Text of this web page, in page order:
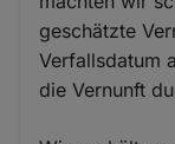
geschätzte
Verfallsdatum
die Vernunft